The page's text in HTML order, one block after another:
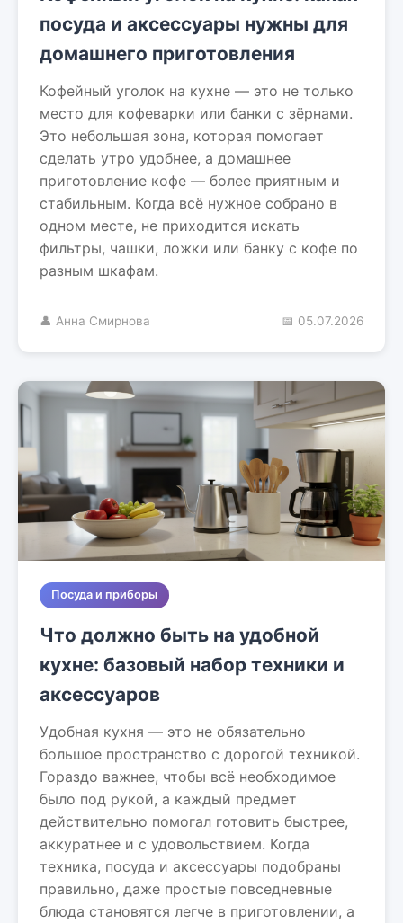
посуда и аксессуары нужны для
домашнего приготовления
Кофейный уголок на кухне — это не только
место для кофеварки или банки с зёрнами.
Это небольшая зона, которая помогает
сделать утро удобнее, а домашнее
приготовление кофе — более приятным и
стабильным. Когда всё нужное собрано в
одном месте, не приходится искать
фильтры, чашки, ложки или банку с кофе по
разным шкафам.
👤 Анна Смирнова 📅 05.07.2026
Посуда и приборы
Что должно быть на удобной
кухне: базовый набор техники и
аксессуаров
Удобная кухня — это не обязательно
большое пространство с дорогой техникой.
Гораздо важнее, чтобы всё необходимое
было под рукой, а каждый предмет
действительно помогал готовить быстрее,
аккуратнее и с удовольствием. Когда
техника, посуда и аксессуары подобраны
правильно, даже простые повседневные
блюда становятся легче в приготовлении, а